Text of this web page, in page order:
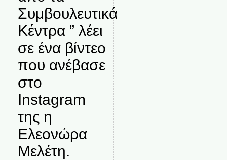
Συμβουλευτικά
Κέντρα ” λέει
σε ένα βίντεο
που ανέβασε
στο
Instagram
της η
Ελεονώρα
Μελέτη.